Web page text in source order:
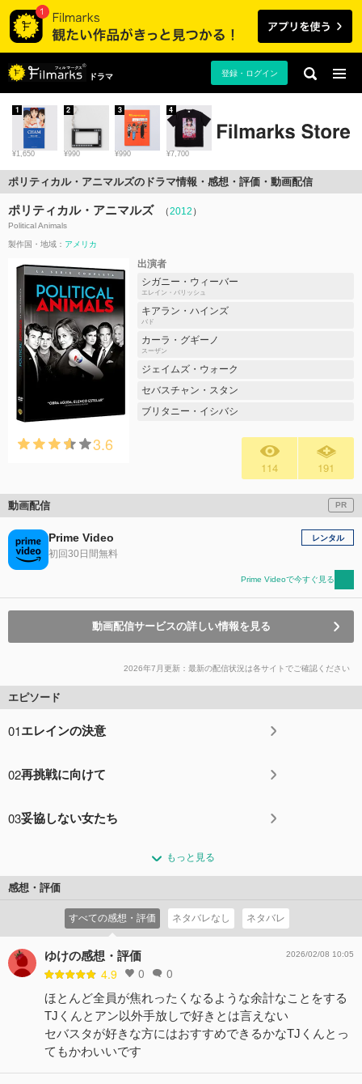
ドラマ 登録・ログイン
¥1,650
1
¥990
2
¥990
3
¥7,700
4
ポリティカル・アニマルズのドラマ情報・感想・評価・動画配信
ポリティカル・アニマルズ （2012 ）
Political Animals
製作国・地域： アメリカ
3.6
出演者
シガニー・ウィーバー
エレイン・バリッシュ
キアラン・ハインズ
バド
カーラ・グギーノ
スーザン
ジェイムズ・ウォーク
セバスチャン・スタン
ブリタニー・イシバシ
114 191
動画配信 PR
Prime Video
初回30日間無料
レンタル
Prime Videoで今すぐ見る
動画配信サービスの詳しい情報を見る
2026年7月更新：最新の配信状況は各サイトでご確認ください
エピソード
01エレインの決意
02再挑戦に向けて
03妥協しない女たち
もっと見る
感想・評価
すべての感想・評価 ネタバレなし ネタバレ
ゆけの感想・評価
4.9 0 0
2026/02/08 10:05
ほとんど全員が焦れったくなるような余計なことをする
TJくんとアン以外手放しで好きとは言えない
セバスタが好きな方にはおすすめできるかなTJくんとっ
てもかわいいです